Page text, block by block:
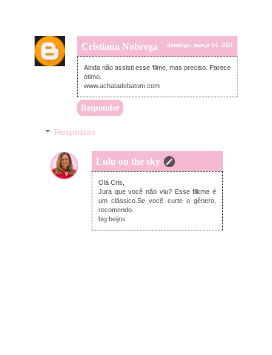
Cristiana Nobrega domingo, março 14, 2021
Ainda não assisti esse filme, mas preciso. Parece
ótimo.
www.achatadebatom.com
Responder
Respostas
Lulu on the sky
terça-feira, março 16, 2021
Olá Cris,
Jura que você não viu? Esse filkme é
um clássico.Se você curte o gênero,
recomendo.
big beijos